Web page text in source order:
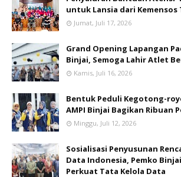
untuk Lansia dari Kemensos
Jumat, Juli 17, 2026
Grand Opening Lapangan
Binjai, Semoga Lahir Atlet
Kamis, Juli 16, 2026
Bentuk Peduli Kegotong-
AMPI Binjai Bagikan Ribuan
Minggu, Juli 12, 2026
Sosialisasi Penyusunan
Data Indonesia, Pemko
Perkuat Tata Kelola Data